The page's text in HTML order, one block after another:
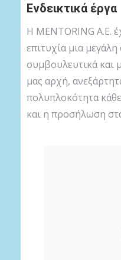
Ενδεικτικά έργα
Η MENTORING A.E.
επιτυχία μια
συμβουλευτικά και
μας αρχή,
πολυπλοκότητα κάθε
και η προσήλωση